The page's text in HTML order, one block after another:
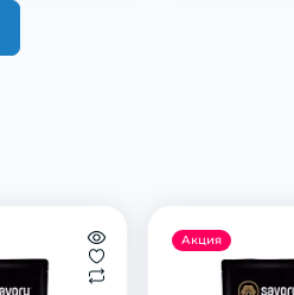
Акция